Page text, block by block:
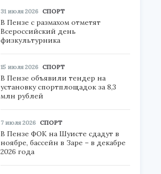
31 июля 2026 СПОРТ
В Пензе с размахом отметят
Всероссийский день
физкультурника
15 июля 2026 СПОРТ
В Пензе объявили тендер на
установку спортплощадок за 8,3
млн рублей
7 июля 2026 СПОРТ
В Пензе ФОК на Шуисте сдадут в
ноябре, бассейн в Заре – в декабре
2026 года